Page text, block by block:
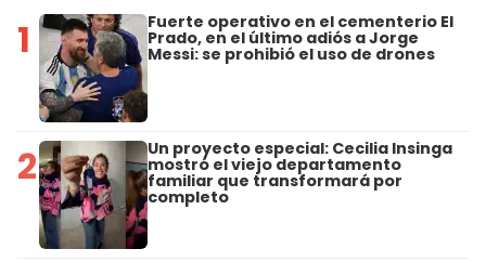
1 Fuerte operativo en el cementerio El
Prado, en el último adiós a Jorge
Messi: se prohibió el uso de drones
2 Un proyecto especial: Cecilia Insinga
mostró el viejo departamento
familiar que transformará por
completo